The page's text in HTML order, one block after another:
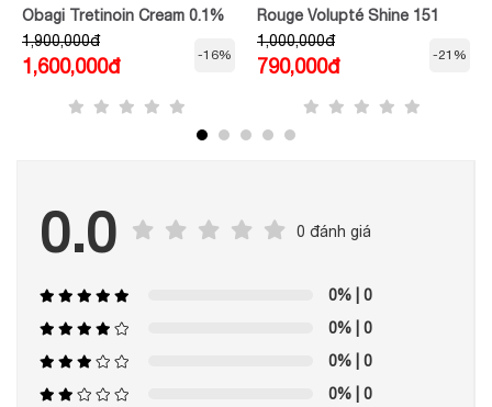
Obagi Tretinoin Cream 0.1%
(20g)
1,900,000đ
1,600,000đ
-16%
Rouge Volupté Shine 151
Orange Caraco Màu Cam
Nude
1,000,000đ
790,000đ
-21%
0.0 0 đánh giá
0% | 0
0% | 0
0% | 0
0% | 0